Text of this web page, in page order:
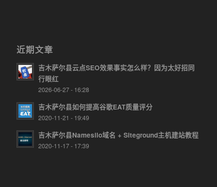
近期文章
吉木萨尔县云点SEO效果事实怎么样？因为太好招同
行眼红
2026-06-27 - 16:28
吉木萨尔县如何提高谷歌EAT质量评分
2020-11-21 - 19:49
吉木萨尔县Namesilo域名 + Siteground主机建站教程
2020-11-17 - 17:39